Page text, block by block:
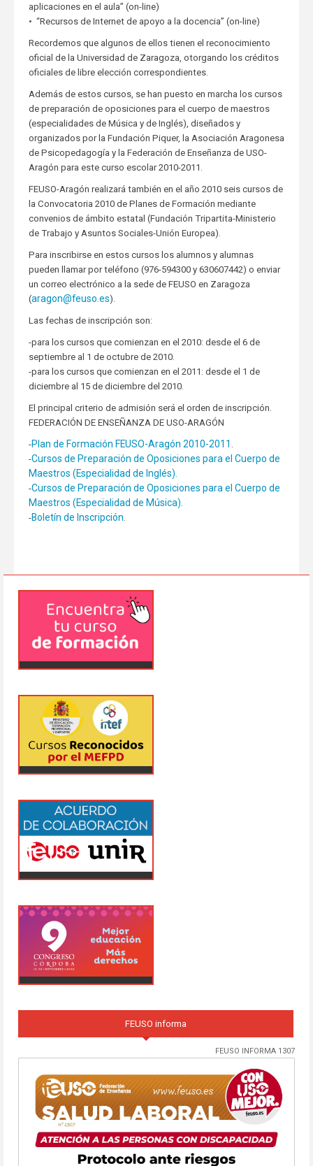
aplicaciones en el aula” (on-line)
• “Recursos de Internet de apoyo a la docencia” (on-line)
Recordemos que algunos de ellos tienen el reconocimiento
oficial de la Universidad de Zaragoza, otorgando los créditos
oficiales de libre elección correspondientes.
Además de estos cursos, se han puesto en marcha los cursos
de preparación de oposiciones para el cuerpo de maestros
(especialidades de Música y de Inglés), diseñados y
organizados por la Fundación Piquer, la Asociación Aragonesa
de Psicopedagogía y la Federación de Enseñanza de USO-
Aragón para este curso escolar 2010-2011.
FEUSO-Aragón realizará también en el año 2010 seis cursos de
la Convocatoria 2010 de Planes de Formación mediante
convenios de ámbito estatal (Fundación Tripartita-Ministerio
de Trabajo y Asuntos Sociales-Unión Europea).
Para inscribirse en estos cursos los alumnos y alumnas
pueden llamar por teléfono (976-594300 y 630607442) o enviar
un correo electrónico a la sede de FEUSO en Zaragoza
(aragon@feuso.es).
Las fechas de inscripción son:
-para los cursos que comienzan en el 2010: desde el 6 de
septiembre al 1 de octubre de 2010.
-para los cursos que comienzan en el 2011: desde el 1 de
diciembre al 15 de diciembre del 2010.
El principal criterio de admisión será el orden de inscripción.
FEDERACIÓN DE ENSEÑANZA DE USO-ARAGÓN
-Plan de Formación FEUSO-Aragón 2010-2011 .
-Cursos de Preparación de Oposiciones para el Cuerpo de
Maestros (Especialidad de Inglés).
-Cursos de Preparación de Oposiciones para el Cuerpo de
Maestros (Especialidad de Música).
-Boletín de Inscripción.
FEUSO informa
FEUSO INFORMA 1307